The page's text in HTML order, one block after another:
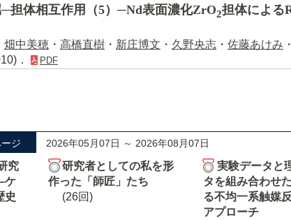
担体相互作用（5）─Nd表面濃化ZrO2担体による
畑中美穂 ・ 高橋直樹 ・ 新庄博文 ・ 久野央志 ・ 佐藤あけみ ・
． PDF
ジ 2026年05月07日 ～ 2026年08月07日
究
ケ
史
研究者としての私を形
作った「師匠」たち
(26回)
実験データと
タを組み合わせ
る不均一系触媒
アプローチ